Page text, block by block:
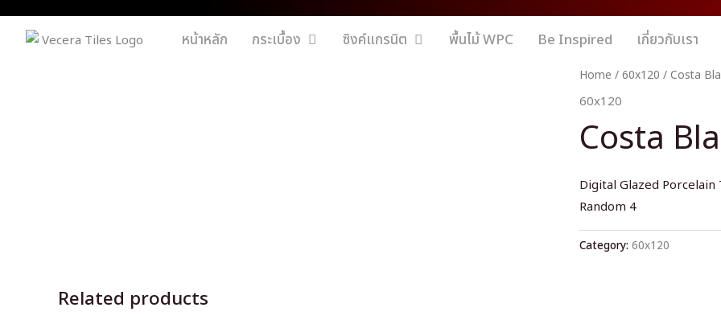
หน้าหลัก กระเบื้อง ซิงค์แกรนิต พื้นไม้ WPC Be Inspired เกี่ยวกับเรา
Home /60x120 / Costa
60x120
Costa
Digital Glazed Porcelain
Random 4
Category: 60x120
Related products